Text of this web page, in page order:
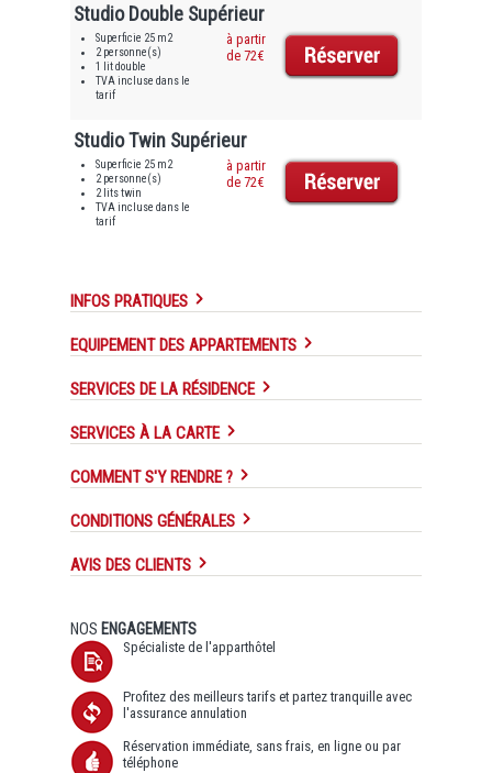
Studio Double Supérieur
Superficie 25 m2
2 personne(s)
1 lit double
TVA incluse dans le
tarif
à partir
de 72€
Studio Twin Supérieur
Superficie 25 m2
2 personne(s)
2 lits twin
TVA incluse dans le
tarif
à partir
de 72€
INFOS PRATIQUES
EQUIPEMENT DES APPARTEMENTS
SERVICES DE LA RÉSIDENCE
SERVICES À LA CARTE
COMMENT S'Y RENDRE ?
CONDITIONS GÉNÉRALES
AVIS DES CLIENTS
NOS ENGAGEMENTS
Spécialiste de l'apparthôtel
Profitez des meilleurs tarifs et partez tranquille avec
l'assurance annulation
Réservation immédiate, sans frais, en ligne ou par
téléphone